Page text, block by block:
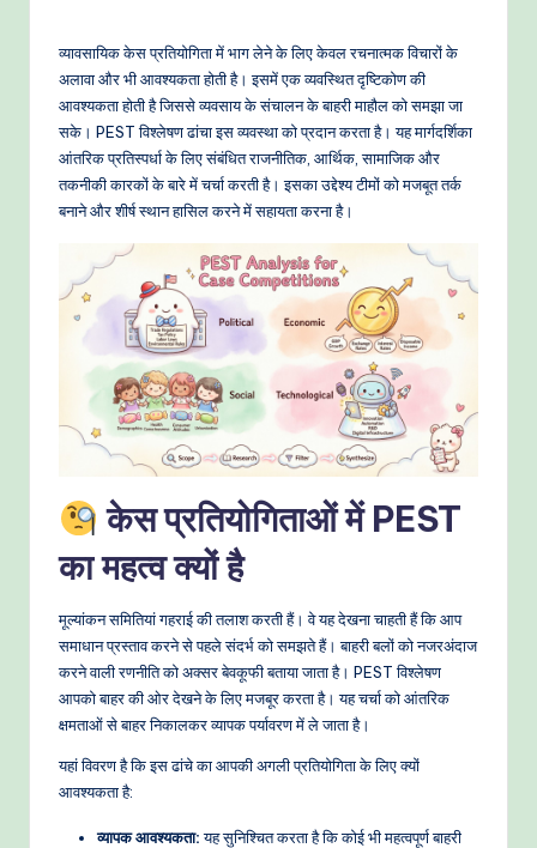
-
P
o
fl
o
w
&
M
o
व्यावसायिक केस प्रतियोगिता में भाग लेने के लिए केवल रचनात्मक विचारों के
अलावा और भी आवश्यकता होती है। इसमें एक व्यवस्थित दृष्टिकोण की
आवश्यकता होती है जिससे व्यवसाय के संचालन के बाहरी माहौल को समझा जा
सके। PEST विश्लेषण ढांचा इस व्यवस्था को प्रदान करता है। यह मार्गदर्शिका
आंतरिक प्रतिस्पर्धा के लिए संबंधित राजनीतिक, आर्थिक, सामाजिक और
तकनीकी कारकों के बारे में चर्चा करती है। इसका उद्देश्य टीमों को मजबूत तर्क
बनाने और शीर्ष स्थान हासिल करने में सहायता करना है।
केस प्रतियोगिताओं में PEST
का महत्व क्यों है
मूल्यांकन समितियां गहराई की तलाश करती हैं। वे यह देखना चाहती हैं कि आप
समाधान प्रस्ताव करने से पहले संदर्भ को समझते हैं। बाहरी बलों को नजरअंदाज
करने वाली रणनीति को अक्सर बेवकूफी बताया जाता है। PEST विश्लेषण
आपको बाहर की ओर देखने के लिए मजबूर करता है। यह चर्चा को आंतरिक
क्षमताओं से बाहर निकालकर व्यापक पर्यावरण में ले जाता है।
यहां विवरण है कि इस ढांचे का आपकी अगली प्रतियोगिता के लिए क्यों
आवश्यकता है:
व्यापक आवश्यकता:यह सुनिश्चित करता है कि कोई भी महत्वपूर्ण बाहरी